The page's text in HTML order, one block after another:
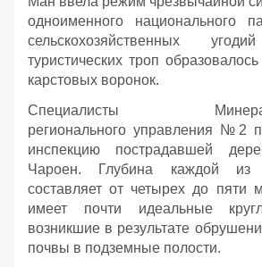
одноименного национального
сельскохозяйственных
туристических троп
карстовых воронок.
Специалисты
регионального управления №2
инспекцию пострадавшей
Чароен. Глубина каждой из
составляет от четырех до пяти
имеет почти идеальные
возникшие в результате
почвы в подземные полости.